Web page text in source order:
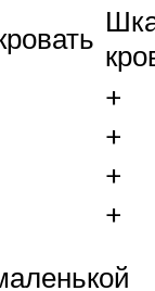
+
+
+
+